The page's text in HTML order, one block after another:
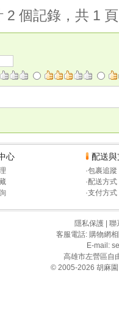
2 個記錄，共 1
心 配送與
·包裹追蹤
·配送方式
·支付方式
隱私保護| 聯
客服電話: 購物網
E-mail:
高雄市左營區自
© 2005-2026 胡麻